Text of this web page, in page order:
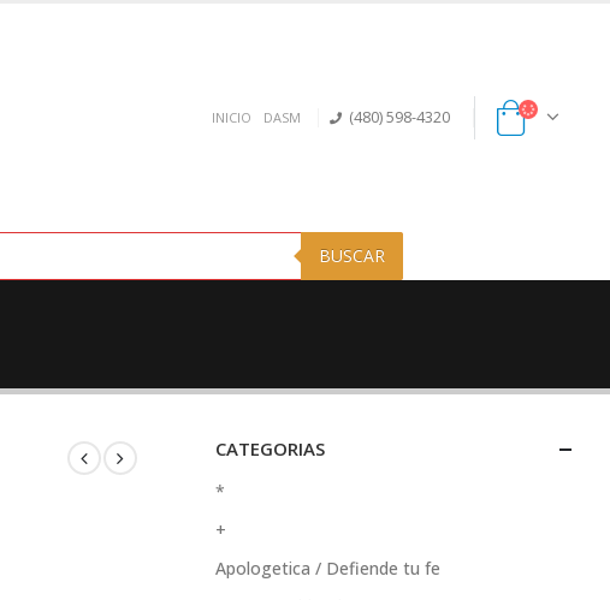
INICIO DASM (480) 598-4320
BUSCAR
CATEGORIAS
*
+
Apologetica / Defiende tu fe